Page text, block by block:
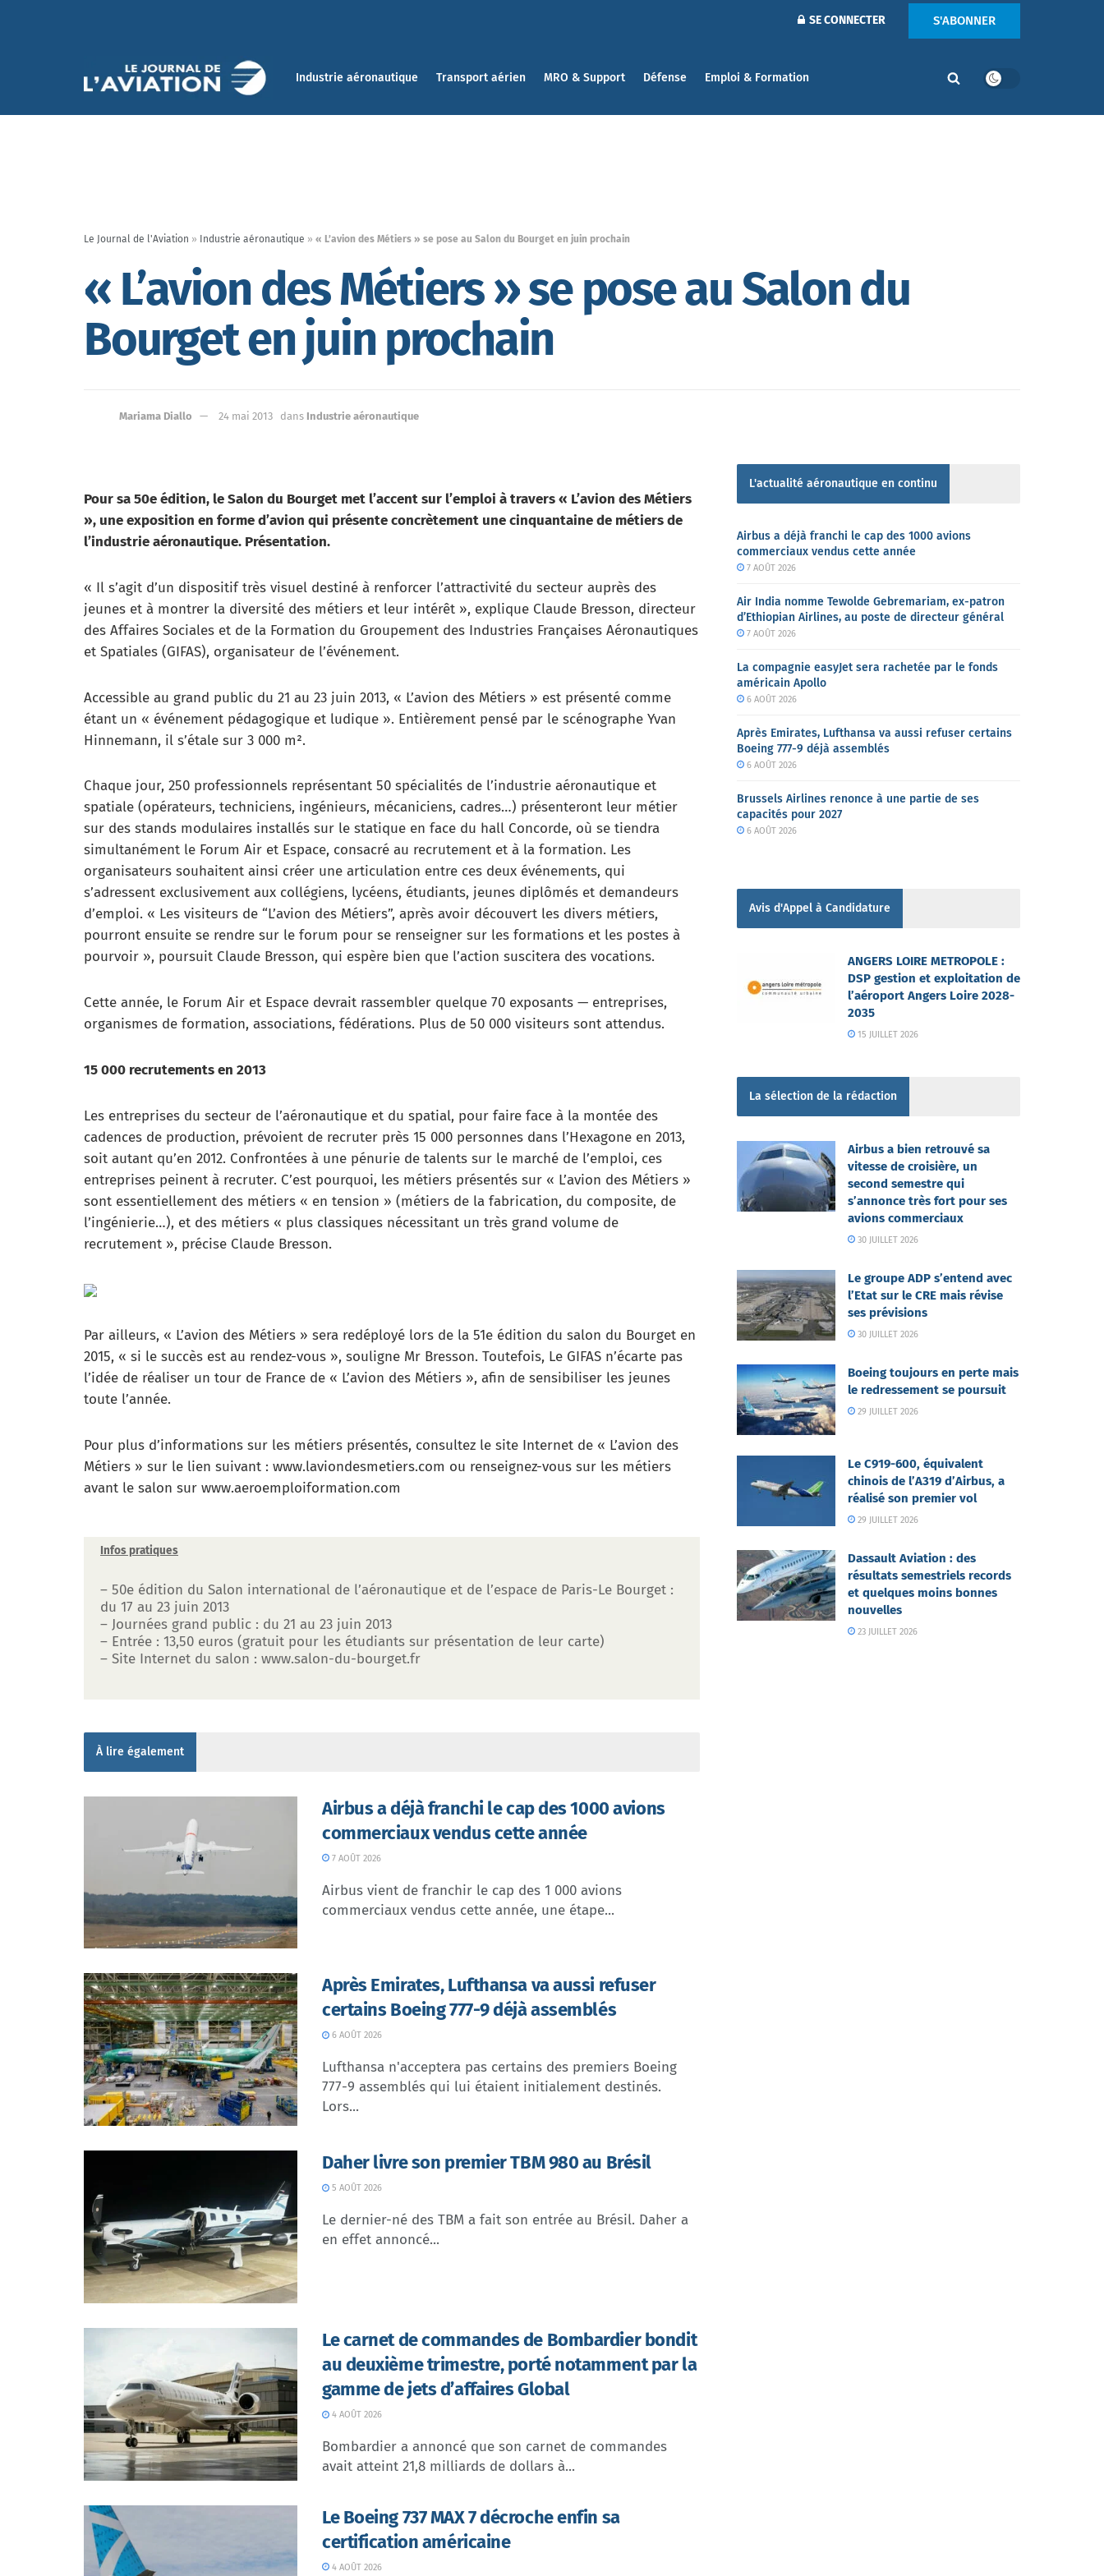
SE CONNECTER S'ABONNER
Industrie aéronautique Transport aérien MRO & Support Défense Emploi & Formation
Le Journal de l'Aviation » Industrie aéronautique » « L’avion des Métiers » se pose au Salon du Bourget en juin prochain
« L’avion des Métiers » se pose au Salon du
Bourget en juin prochain
Mariama Diallo 24 mai 2013 dans Industrie aéronautique
Pour sa 50e édition, le Salon du Bourget met l’accent sur l’emploi à travers « L’avion des Métiers
», une exposition en forme d’avion qui présente concrètement une cinquantaine de métiers de
l’industrie aéronautique. Présentation.
« Il s’agit d’un dispositif très visuel destiné à renforcer l’attractivité du secteur auprès des
jeunes et à montrer la diversité des métiers et leur intérêt », explique Claude Bresson, directeur
des Affaires Sociales et de la Formation du Groupement des Industries Françaises Aéronautiques
et Spatiales (GIFAS), organisateur de l’événement.
Accessible au grand public du 21 au 23 juin 2013, « L’avion des Métiers » est présenté comme
étant un « événement pédagogique et ludique ». Entièrement pensé par le scénographe Yvan
Hinnemann, il s’étale sur 3 000 m².
Chaque jour, 250 professionnels représentant 50 spécialités de l’industrie aéronautique et
spatiale (opérateurs, techniciens, ingénieurs, mécaniciens, cadres…) présenteront leur métier
sur des stands modulaires installés sur le statique en face du hall Concorde, où se tiendra
simultanément le Forum Air et Espace, consacré au recrutement et à la formation. Les
organisateurs souhaitent ainsi créer une articulation entre ces deux événements, qui
s’adressent exclusivement aux collégiens, lycéens, étudiants, jeunes diplômés et demandeurs
d’emploi. « Les visiteurs de “L’avion des Métiers”, après avoir découvert les divers métiers,
pourront ensuite se rendre sur le forum pour se renseigner sur les formations et les postes à
pourvoir », poursuit Claude Bresson, qui espère bien que l’action suscitera des vocations.
Cette année, le Forum Air et Espace devrait rassembler quelque 70 exposants — entreprises,
organismes de formation, associations, fédérations. Plus de 50 000 visiteurs sont attendus.
15 000 recrutements en 2013
Les entreprises du secteur de l’aéronautique et du spatial, pour faire face à la montée des
cadences de production, prévoient de recruter près 15 000 personnes dans l’Hexagone en 2013,
soit autant qu’en 2012. Confrontées à une pénurie de talents sur le marché de l’emploi, ces
entreprises peinent à recruter. C’est pourquoi, les métiers présentés sur « L’avion des Métiers »
sont essentiellement des métiers « en tension » (métiers de la fabrication, du composite, de
l’ingénierie…), et des métiers « plus classiques nécessitant un très grand volume de
recrutement », précise Claude Bresson.
Par ailleurs, « L’avion des Métiers » sera redéployé lors de la 51e édition du salon du Bourget en
2015, « si le succès est au rendez-vous », souligne Mr Bresson. Toutefois, Le GIFAS n’écarte pas
l’idée de réaliser un tour de France de « L’avion des Métiers », afin de sensibiliser les jeunes
toute l’année.
Pour plus d’informations sur les métiers présentés, consultez le site Internet de « L’avion des
Métiers » sur le lien suivant : www.laviondesmetiers.com ou renseignez-vous sur les métiers
avant le salon sur www.aeroemploiformation.com
Infos pratiques
– 50e édition du Salon international de l’aéronautique et de l’espace de Paris-Le Bourget :
du 17 au 23 juin 2013
– Journées grand public : du 21 au 23 juin 2013
– Entrée : 13,50 euros (gratuit pour les étudiants sur présentation de leur carte)
– Site Internet du salon : www.salon-du-bourget.fr
À lire également
Airbus a déjà franchi le cap des 1000 avions
commerciaux vendus cette année
7 AOÛT 2026
Airbus vient de franchir le cap des 1 000 avions
commerciaux vendus cette année, une étape...
Après Emirates, Lufthansa va aussi refuser
certains Boeing 777-9 déjà assemblés
6 AOÛT 2026
Lufthansa n'acceptera pas certains des premiers Boeing
777-9 assemblés qui lui étaient initialement destinés.
Lors...
Daher livre son premier TBM 980 au Brésil
5 AOÛT 2026
Le dernier-né des TBM a fait son entrée au Brésil. Daher a
en effet annoncé...
Le carnet de commandes de Bombardier bondit
au deuxième trimestre, porté notamment par la
gamme de jets d’affaires Global
4 AOÛT 2026
Bombardier a annoncé que son carnet de commandes
avait atteint 21,8 milliards de dollars à...
Le Boeing 737 MAX 7 décroche enfin sa
certification américaine
4 AOÛT 2026
L'actualité aéronautique en continu
Airbus a déjà franchi le cap des 1000 avions
commerciaux vendus cette année
7 AOÛT 2026
Air India nomme Tewolde Gebremariam, ex-patron
d’Ethiopian Airlines, au poste de directeur général
7 AOÛT 2026
La compagnie easyJet sera rachetée par le fonds
américain Apollo
6 AOÛT 2026
Après Emirates, Lufthansa va aussi refuser certains
Boeing 777-9 déjà assemblés
6 AOÛT 2026
Brussels Airlines renonce à une partie de ses
capacités pour 2027
6 AOÛT 2026
Avis d'Appel à Candidature
ANGERS LOIRE METROPOLE :
DSP gestion et exploitation de
l’aéroport Angers Loire 2028-
2035
15 JUILLET 2026
La sélection de la rédaction
Airbus a bien retrouvé sa
vitesse de croisière, un
second semestre qui
s’annonce très fort pour ses
avions commerciaux
30 JUILLET 2026
Le groupe ADP s’entend avec
l’Etat sur le CRE mais révise
ses prévisions
30 JUILLET 2026
Boeing toujours en perte mais
le redressement se poursuit
29 JUILLET 2026
Le C919-600, équivalent
chinois de l’A319 d’Airbus, a
réalisé son premier vol
29 JUILLET 2026
Dassault Aviation : des
résultats semestriels records
et quelques moins bonnes
nouvelles
23 JUILLET 2026